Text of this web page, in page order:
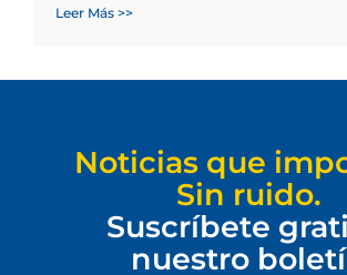
Leer Más >>
Noticias que
Sin ruido.
Suscríbete
nuestro